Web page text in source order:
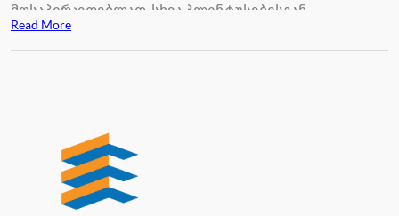
მოსაპირკეთებლად, სხვა პლინტუსებისგან
განსხვავებით პოლიმერის პლინტუსის შეღებვა არის
შესაძლებელი.
Read More